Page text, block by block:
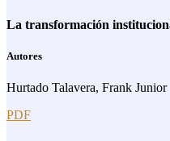
La transformación
Autores
Hurtado Talavera, Frank Junior
PDF